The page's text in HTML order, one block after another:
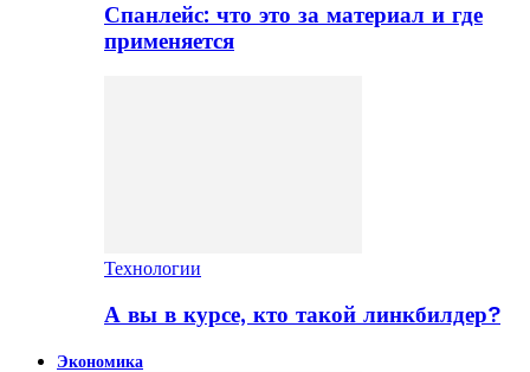
Спанлейс: что это за материал и где
применяется
Технологии
А вы в курсе, кто такой линкбилдер?
Экономика